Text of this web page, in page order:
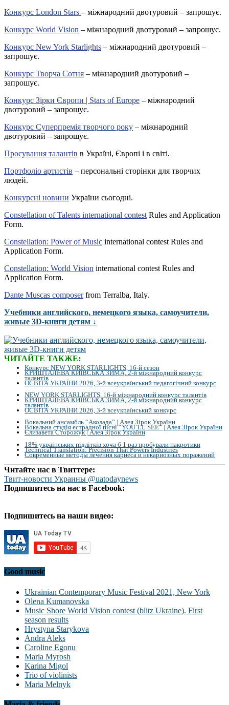
Конкурс London Stars – міжнародний двотуровий – запрошує.
Конкурс World Vision – міжнародний двотуровий – запрошує.
Конкурс New York Starlights – міжнародний двотуровий –
запрошує.
Конкурс Творча Сотня – міжнародний двотуровий –
запрошує.
Конкурс Зірки Європи | Stars of Europe – міжнародний
двотуровий – запрошує.
Конкурс Суперпремія творчого року – міжнародний
двотуровий – запрошує.
Просування талантів в Україні, Європі і в світі.
Портфоліо артистів – персональні сторінки для творчих
людей.
Конкурсні новини України сьогодні.
Constellation of Talents international contestRules and Application
Form.
Constellation: Power of Music international contest Rules and
Application Form.
Constellation: World Vision international contest Rules and
Application Form.
Dante Muscas composerfrom Terralba, Italy.
Учебники английского, немецкого языка, самоучители,
живые 3D-книги детям ↓
ЧИТАЙТЕ ТАКЖЕ:
Конкурс NEW YORK STARLIGHTS, 16-й сезон
КРИШТАЛЕВА КИЇВСЬКА ЗИМА, 2-й міжнародний конкурс
талантів
ОСВІТА УКРАЇНИ 2026, 3-й всеукраїнський педагогічний конкурс
NEW YORK STARLIGHTS, 16-й міжнародний конкурс талантів
КРИШТАЛЕВА КИЇВСЬКА ЗИМА, 2-й міжнародний конкурс
талантів
ОСВІТА УКРАЇНИ 2026, 3-й всеукраїнський конкурс
Вокальний ансамбль “Аколада” | Алея Зірок України
Вокальна студія естрадної пісні “YOU`LL SEE” | Алея Зірок України
Єлизавета Сторожук | Алея Зірок України
18% українських підлітків хоча б 1 раз пробували накротики
Technical Translation: Precision That Powers Industries
Современные методы лечения кариеса и некариозных поражений
Читайте нас в Твиттере:
Твит-новости Украины @uatodaynews
Подпишитесь на нас в Facebook:
Подпишитесь на наши видео:
Good music
Ukrainian Contemporary Music Festival 2021, New York
Olena Kumanovska
Music Shore World Vision contest (blitz Ukraine). First
season results
Hrystyna Starykova
Andra Aleks
Caroline Egonu
Maria Myrosh
Karina Migol
Trio of violinists
Maria Melnyk